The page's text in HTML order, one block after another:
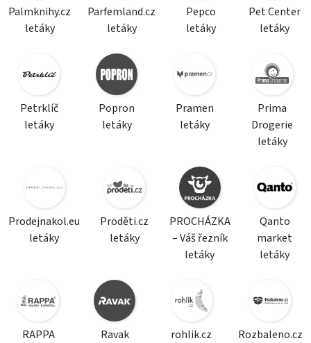
Palmknihy.cz
letáky
Parfemland.cz
letáky
Pepco
letáky
Pet Center
letáky
Petrklíč
letáky
Popron
letáky
Pramen
letáky
Prima
Drogerie
letáky
Prodejnakol.eu
letáky
Proděti.cz
letáky
PROCHÁZKA
– Váš řezník
letáky
Qanto
market
letáky
RAPPA
Ravak
rohlik.cz
Rozbaleno.cz